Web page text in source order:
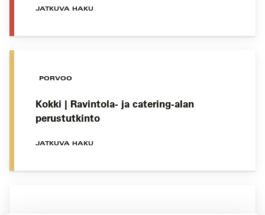
JATKUVA HAKU
PORVOO
Kokki | Ravintola- ja catering-alan
perustutkinto
JATKUVA HAKU